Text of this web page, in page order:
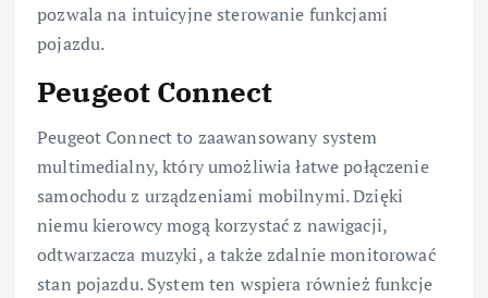
pozwala na intuicyjne sterowanie funkcjami
pojazdu.
Peugeot Connect
Peugeot Connect to zaawansowany system
multimedialny, który umożliwia łatwe połączenie
samochodu z urządzeniami mobilnymi. Dzięki
niemu kierowcy mogą korzystać z nawigacji,
odtwarzacza muzyki, a także zdalnie monitorować
stan pojazdu. System ten wspiera również funkcje